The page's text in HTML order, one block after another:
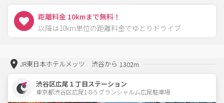
距離料金 10kmまで無料！
以降は10km単位の距離料金でゆとりドライブ
JR東日本ホテルメッツ 渋谷から 1302m
渋谷区広尾１丁目ステーション
東京都渋谷区広尾1-8-5 グランシャルム広尾駐車場